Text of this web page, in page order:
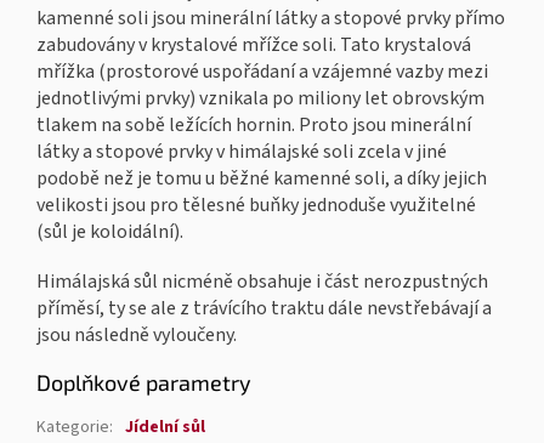
kamenné soli jsou minerální látky a stopové prvky přímo
zabudovány v krystalové mřížce soli. Tato krystalová
mřížka (prostorové uspořádaní a vzájemné vazby mezi
jednotlivými prvky) vznikala po miliony let obrovským
tlakem na sobě ležících hornin. Proto jsou minerální
látky a stopové prvky v himálajské soli zcela v jiné
podobě než je tomu u běžné kamenné soli, a díky jejich
velikosti jsou pro tělesné buňky jednoduše využitelné
(sůl je koloidální).
Himálajská sůl nicméně obsahuje i část nerozpustných
příměsí, ty se ale z trávícího traktu dále nevstřebávají a
jsou následně vyloučeny.
Doplňkové parametry
Kategorie: Jídelní sůl